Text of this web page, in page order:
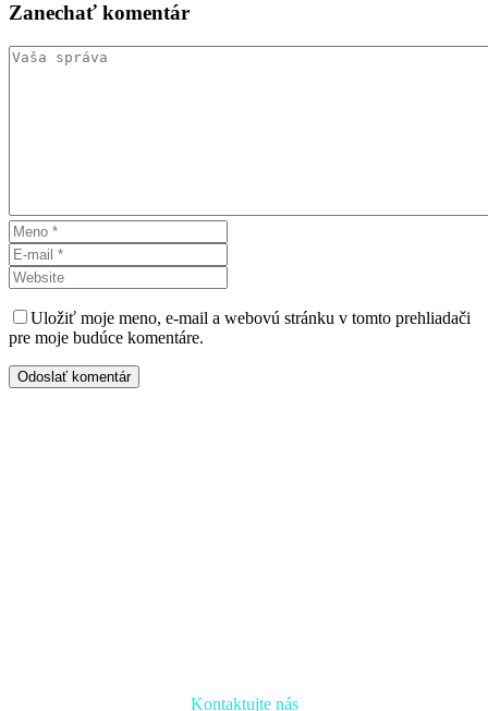
Zanechať komentár
Uložiť moje meno, e-mail a webovú stránku v tomto prehliadači
pre moje budúce komentáre.
Odoslať komentár
Kontaktujte nás